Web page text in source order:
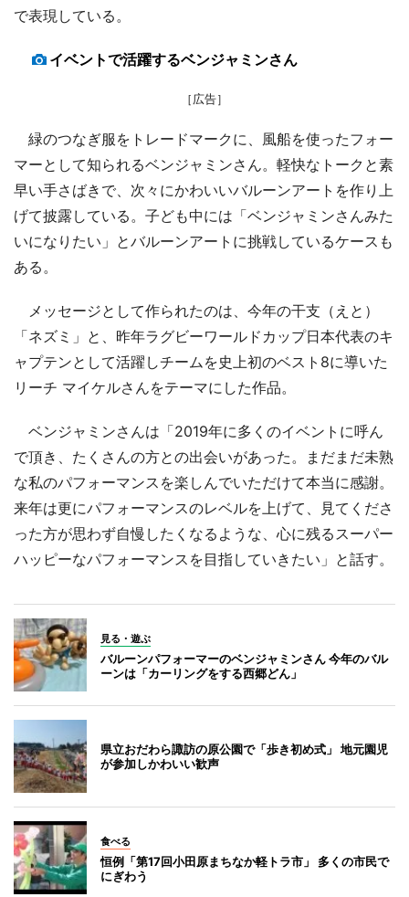
で表現している。
イベントで活躍するベンジャミンさん
［広告］
緑のつなぎ服をトレードマークに、風船を使ったフォー
マーとして知られるベンジャミンさん。軽快なトークと素
早い手さばきで、次々にかわいいバルーンアートを作り上
げて披露している。子ども中には「ベンジャミンさんみた
いになりたい」とバルーンアートに挑戦しているケースも
ある。
メッセージとして作られたのは、今年の干支（えと）
「ネズミ」と、昨年ラグビーワールドカップ日本代表のキ
ャプテンとして活躍しチームを史上初のベスト8に導いた
リーチ マイケルさんをテーマにした作品。
ベンジャミンさんは「2019年に多くのイベントに呼ん
で頂き、たくさんの方との出会いがあった。まだまだ未熟
な私のパフォーマンスを楽しんでいただけて本当に感謝。
来年は更にパフォーマンスのレベルを上げて、見てくださ
った方が思わず自慢したくなるような、心に残るスーパー
ハッピーなパフォーマンスを目指していきたい」と話す。
見る・遊ぶ
バルーンパフォーマーのベンジャミンさん 今年のバル
ーンは「カーリングをする西郷どん」
県立おだわら諏訪の原公園で「歩き初め式」 地元園児
が参加しかわいい歓声
食べる
恒例「第17回小田原まちなか軽トラ市」 多くの市民で
にぎわう